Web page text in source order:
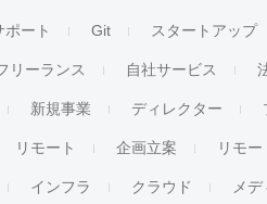
ポート Git スタートアップ
リーランス 自社サービス
新規事業 ディレクター
リモート 企画立案 リモ
インフラ クラウド メ